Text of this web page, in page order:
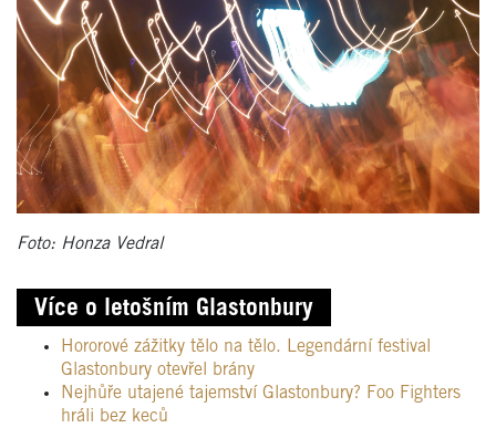
Foto: Honza Vedral
Více o letošním Glastonbury
Hororové zážitky tělo na tělo. Legendární festival
Glastonbury otevřel brány
Nejhůře utajené tajemství Glastonbury? Foo Fighters
hráli bez keců